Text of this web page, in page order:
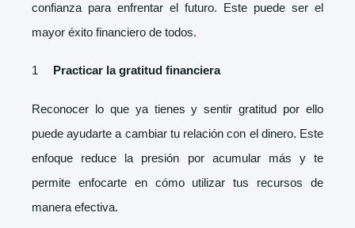
confianza para enfrentar el futuro. Este puede ser el
mayor éxito financiero de todos.
Practicar la gratitud financiera
Reconocer lo que ya tienes y sentir gratitud por ello
puede ayudarte a cambiar tu relación con el dinero. Este
enfoque reduce la presión por acumular más y te
permite enfocarte en cómo utilizar tus recursos de
manera efectiva.